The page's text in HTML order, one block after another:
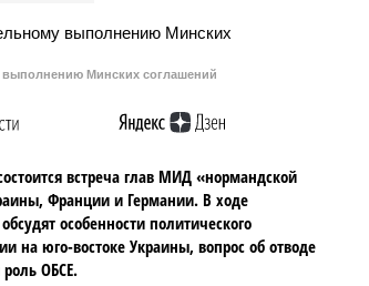
выполнению Минских соглашений
встреча глав МИД «нормандской
Франции и Германии. В ходе
особенности политического
на юго-востоке Украины, вопрос об отводе
ОБСЕ.